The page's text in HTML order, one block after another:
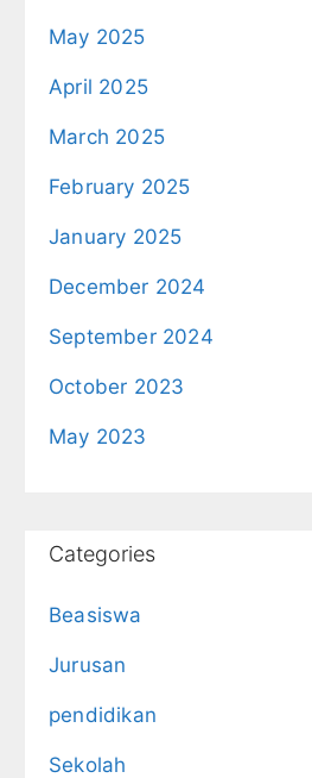
May 2025
April 2025
March 2025
February 2025
January 2025
December 2024
September 2024
October 2023
May 2023
Categories
Beasiswa
Jurusan
pendidikan
Sekolah